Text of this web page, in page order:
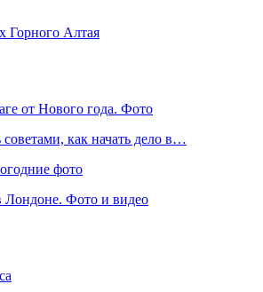
Горного Алтая
от Нового года. Фото
как начать дело в…
фото
Лондоне. Фото и видео